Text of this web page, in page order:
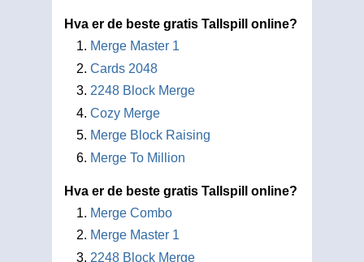
Hva er de beste gratis Tallspill online?
Merge Master 1
Cards 2048
2248 Block Merge
Cozy Merge
Merge Block Raising
Merge To Million
Hva er de beste gratis Tallspill online?
Merge Combo
Merge Master 1
2248 Block Merge